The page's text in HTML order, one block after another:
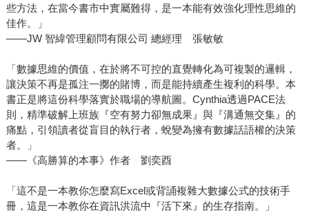
些方法，在當今書市中實屬難得，是一本能有效強化理性思維的
佳作。」
――JW 智緯管理顧問有限公司 總經理 張敏敏
「數據思維的價值，在於將不可控的直覺轉化為可複製的邏輯，
讓決策不再是孤注一擲的賭博，而是能持續產生複利的科學。本
書正是將這份科學落實於職場的導航圖。Cynthia透過PACE法
則，精準破解上班族『空有努力卻無成果』與『溝通無交集』的
痛點，引領讀者從盲目的執行者，蛻變為擁有數據話語權的決策
者。」
――《高勝算的本事》作者 劉奕酉
「這不是一本教你怎麼寫Excel或背誦複雜大數據公式的技術手
冊，這是一本教你在資訊洪流中『活下來』的生存指南。」